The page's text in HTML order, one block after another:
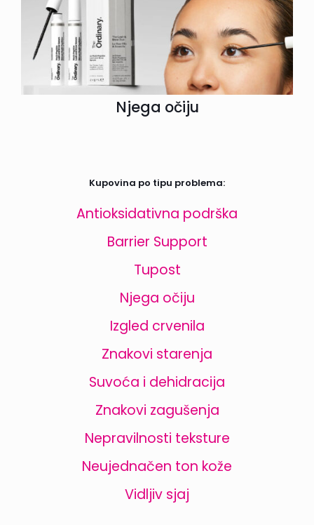
Njega očiju
Kupovina po tipu problema:
Antioksidativna podrška
Barrier Support
Tupost
Njega očiju
Izgled crvenila
Znakovi starenja
Suvoća i dehidracija
Znakovi zagušenja
Nepravilnosti teksture
Neujednačen ton kože
Vidljiv sjaj